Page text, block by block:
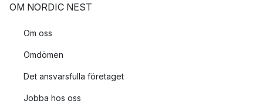
OM NORDIC NEST
Om oss
Omdömen
Det ansvarsfulla företaget
Jobba hos oss